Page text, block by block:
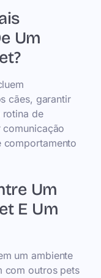
Um
cães, garantir
rotina de
comportamento
Um
E Um
um ambiente
com outros pets